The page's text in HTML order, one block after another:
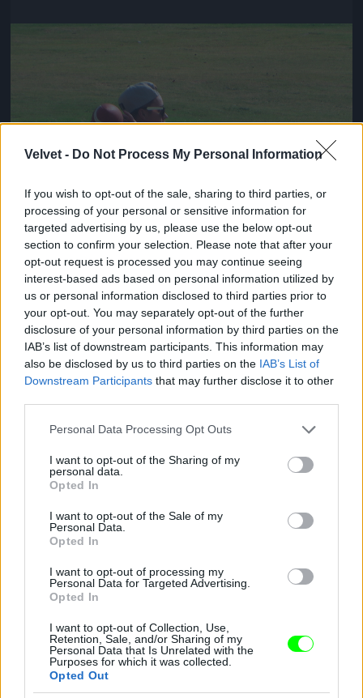
Velvet - Do Not Process My Personal Information
If you wish to opt-out of the sale, sharing to third parties, or
processing of your personal or sensitive information for
targeted advertising by us, please use the below opt-out
section to confirm your selection. Please note that after your
opt-out request is processed you may continue seeing
interest-based ads based on personal information utilized by
us or personal information disclosed to third parties prior to
your opt-out. You may separately opt-out of the further
disclosure of your personal information by third parties on the
IAB’s list of downstream participants. This information may
also be disclosed by us to third parties on the IAB’s List of
Downstream Participants that may further disclose it to other
Please note that this website/app uses one or more Google
not limited to your visit or usage behaviour. You may click to
grant or deny consent to Google and its third-party tags to
use your data for below specified purposes in below Google
consent section.
Personal Data Processing Opt Outs
I want to opt-out of the Sharing of my
personal data.
Opted In
I want to opt-out of the Sale of my
Personal Data.
Opted In
I want to opt-out of processing my
Personal Data for Targeted Advertising.
Opted In
I want to opt-out of Collection, Use,
Retention, Sale, and/or Sharing of my
Personal Data that Is Unrelated with the
Purposes for which it was collected.
Opted Out
Jön még kép!
11. Amerikaifocizás
Fotó: X17Online.com / Northfoto
Jön még kép!